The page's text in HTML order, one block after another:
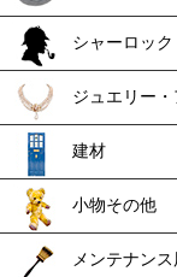
シャーロッ
ジュエリー
建材
小物その他
メンテナンス